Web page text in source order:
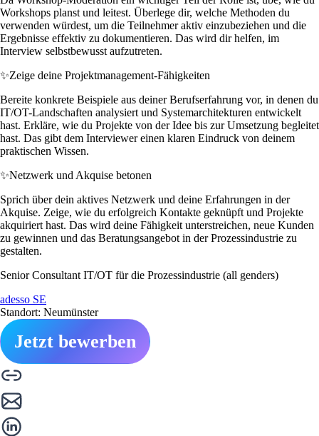
Workshops planst und leitest. Überlege dir, welche Methoden du
verwenden würdest, um die Teilnehmer aktiv einzubeziehen und die
Ergebnisse effektiv zu dokumentieren. Das wird dir helfen, im
Interview selbstbewusst aufzutreten.
✨Zeige deine Projektmanagement-Fähigkeiten
Bereite konkrete Beispiele aus deiner Berufserfahrung vor, in denen du
IT/OT-Landschaften analysiert und Systemarchitekturen entwickelt
hast. Erkläre, wie du Projekte von der Idee bis zur Umsetzung begleitet
hast. Das gibt dem Interviewer einen klaren Eindruck von deinem
praktischen Wissen.
✨Netzwerk und Akquise betonen
Sprich über dein aktives Netzwerk und deine Erfahrungen in der
Akquise. Zeige, wie du erfolgreich Kontakte geknüpft und Projekte
akquiriert hast. Das wird deine Fähigkeit unterstreichen, neue Kunden
zu gewinnen und das Beratungsangebot in der Prozessindustrie zu
gestalten.
Senior Consultant IT/OT für die Prozessindustrie (all genders)
adesso SE
Standort: Neumünster
Jetzt bewerben